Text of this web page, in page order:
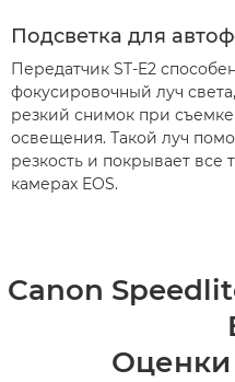
Подсветка для
Передатчик ST-E2
фокусировочный луч
резкий снимок при съемке
освещения. Такой луч
резкость и покрывает все
камерах EOS.
Canon
Оценки